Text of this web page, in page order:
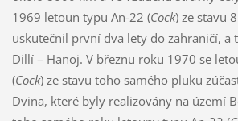
1969 letoun typu An-22 (Cock) ze stavu
uskutečnil první dva lety do zahraničí, a
Dillí – Hanoj. V březnu roku 1970 se
(Cock) ze stavu toho samého pluku
Dvina, které byly realizovány na území